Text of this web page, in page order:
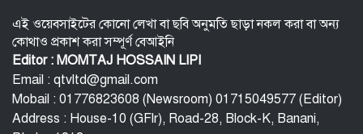
এই ওয়েবসাইটের কোনো লেখা বা ছবি অনুমতি ছাড়া নকল করা বা অন্য
কোথাও প্রকাশ করা সম্পূর্ণ বেআইনি
Editor : MOMTAJ HOSSAIN LIPI
Email : qtvltd@gmail.com
Mobail : 01776823608 (Newsroom) 01715049577 (Editor)
Address : House-10 (GFlr), Road-28, Block-K, Banani,